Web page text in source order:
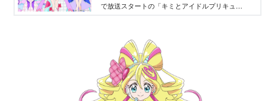
で放送スタートの「キミとアイドルプリキュ
ご紹介いたします。